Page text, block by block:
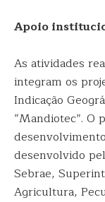
Apoio
As atividades
integram os
Indicação
“Mandiotec”. O
desenvolvido
Sebrae,
Agricultura,